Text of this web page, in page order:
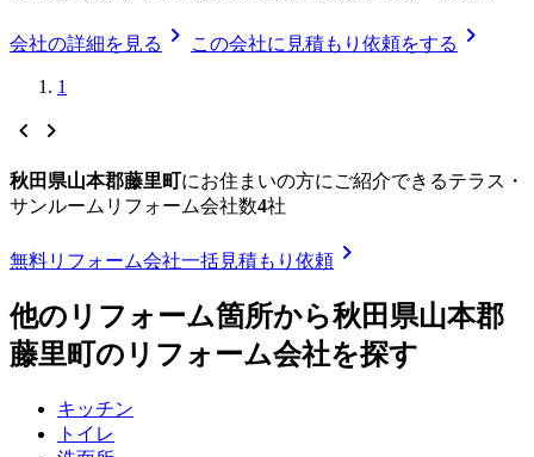
会社の詳細を見る chevron_right この会社に見積もり依頼をする chevron_right
1
chevron_left chevron_right
秋田県山本郡藤里町にお住まいの方にご紹介できるテラス・
サンルームリフォーム会社数4社
無料リフォーム会社一括見積もり依頼 chevron_right
他のリフォーム箇所から秋田県山本郡
藤里町 のリフォーム会社を探す
キッチン
トイレ